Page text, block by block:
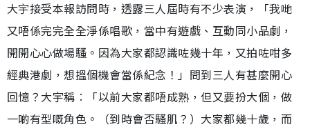
大宇接受本報訪問時，透露三人屆時有不少表演，「我哋
又唔係完完全全淨係唱歌，當中有遊戲、互動同小品劇，
開開心心做場騷。因為大家都認識咗幾十年，又拍咗咁多
經典港劇，想搵個機會當係紀念！」問到三人有甚麼開心
回憶？大宇稱︰「以前大家都唔成熟，但又要扮大個，做
一啲有型嘅角色。（到時會否騷肌？）大家都幾十歲，而